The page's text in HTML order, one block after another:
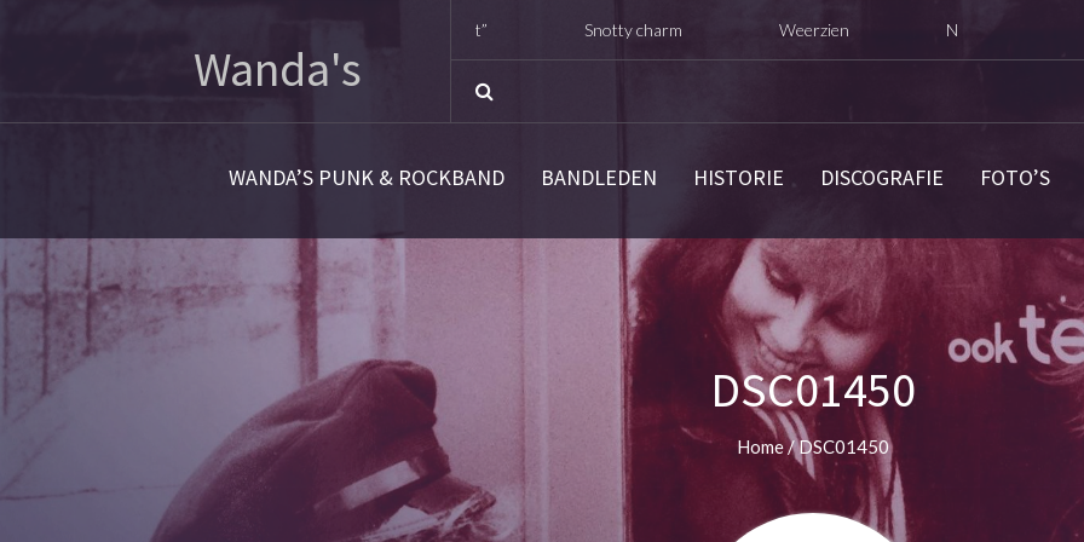
Wanda's
Snotty charm Nu opnieuw digitaal
WANDA’S PUNK & ROCKBAND BANDLEDEN HISTORIE DISCOGRAFIE FOTO’S
DSC01450
Home/DSC01450